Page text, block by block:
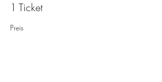
1 Ticket
Preis